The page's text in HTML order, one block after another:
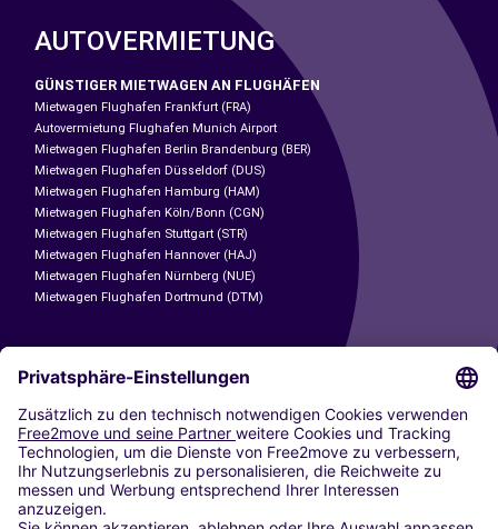
AUTOVERMIETUNG
GÜNSTIGER MIETWAGEN AN FLUGHÄFEN
Mietwagen Flughafen Frankfurt (FRA)
Autovermietung Flughafen Munich Airport
Mietwagen Flughafen Berlin Brandenburg (BER)
Mietwagen Flughafen Düsseldorf (DUS)
Mietwagen Flughafen Hamburg (HAM)
Mietwagen Flughafen Köln/Bonn (CGN)
Mietwagen Flughafen Stuttgart (STR)
Mietwagen Flughafen Hannover (HAJ)
Mietwagen Flughafen Nürnberg (NUE)
Mietwagen Flughafen Dortmund (DTM)
CARSHARING
UNSERE STÄDTE
Paris
Madrid
Washington DC
Mailand
Rom